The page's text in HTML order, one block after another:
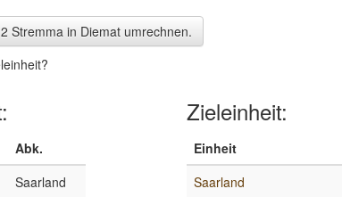
Stremma in Diemat umrechnen.
Abk.
Saarland
Zieleinheit:
Einheit
Saarland